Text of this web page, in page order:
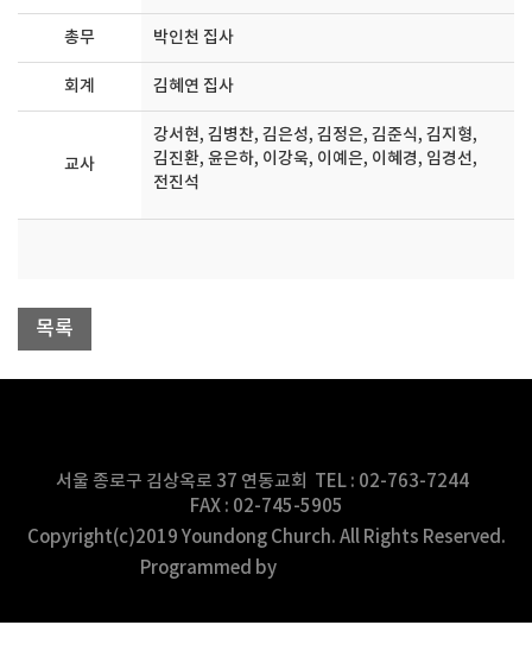
총무 박인천 집사
회계 김혜연 집사
교사
강서현, 김병찬, 김은성, 김정은, 김준식, 김지형,
김진환, 윤은하, 이강욱, 이예은, 이혜경, 임경선,
전진석
목록
서울 종로구 김상옥로 37 연동교회 TEL : 02-763-7244
FAX : 02-745-5905
Copyright(c)2019 Youndong Church. All Rights Reserved.
Programmed by